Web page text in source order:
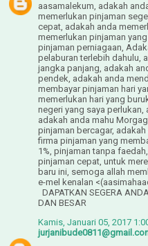
aasamalekum, adakah
memerlukan pinjaman
cepat, adakah anda
memerlukan pinjaman
pinjaman perniagaan,
pelaburan terlebih dahulu,
jangka panjang, adakah
pendek, adakah anda
membayar pinjaman hari
memerlukan hari yang
negeri yang saya perlukan,
adakah anda mahu
pinjaman bercagar,
firma pinjaman yang
1%, pinjaman tanpa
pinjaman cepat, untuk
baru ini, semoga allah
e-mel kenalan
DAPATKAN SEGERA
DAN BESAR
Kamis, Januari 05, 2017